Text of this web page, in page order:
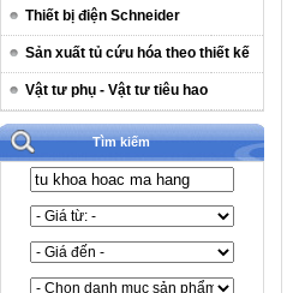
Thiết bị điện Schneider
Sản xuất tủ cứu hóa theo thiết kế
Vật tư phụ - Vật tư tiêu hao
Tìm kiếm